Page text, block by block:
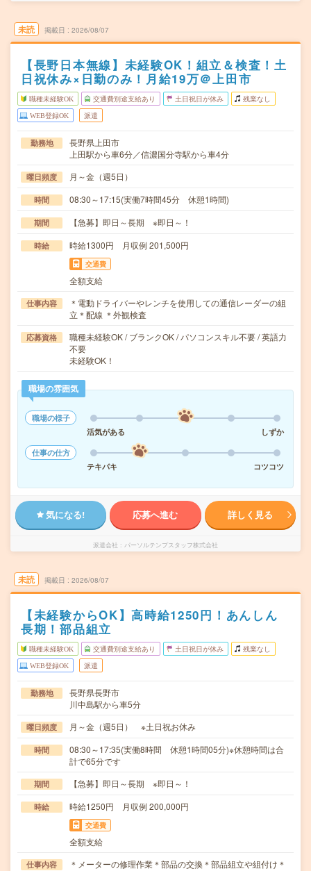
未読 掲載日 2026/08/07
【長野日本無線】未経験OK！組立＆検査！土
日祝休み×日勤のみ！月給19万＠上田市
職種未経験OK 交通費別途支給あり 土日祝日が休み 残業なし
WEB登録OK 派遣
勤務地
長野県上田市
上田駅から車6分／信濃国分寺駅から車4分
曜日頻度 月～金（週5日）
時間 08:30～17:15(実働7時間45分 休憩1時間)
期間 【急募】即日～長期 ※即日～！
時給 時給1300円 月収例 201,500円
交通費
全額支給
仕事内容
＊電動ドライバーやレンチを使用しての通信レーダーの組
立＊配線 ＊外観検査
応募資格
職種未経験OK / ブランクOK / パソコンスキル不要 / 英語力
不要
未経験OK！
職場の雰囲気
職場の様子
活気がある
しずか
仕事の仕方
テキパキ
コツコツ
気になる! 応募へ進む 詳しく見る
派遣会社 パーソルテンプスタッフ株式会社
未読 掲載日 2026/08/07
【未経験からOK】高時給1250円！あんしん
長期！部品組立
職種未経験OK 交通費別途支給あり 土日祝日が休み 残業なし
WEB登録OK 派遣
勤務地
長野県長野市
川中島駅から車5分
曜日頻度 月～金（週5日） ※土日祝お休み
時間
08:30～17:35(実働8時間 休憩1時間05分)※休憩時間は合
計で65分です
期間 【急募】即日～長期 ※即日～！
時給 時給1250円 月収例 200,000円
交通費
全額支給
仕事内容
＊メーターの修理作業＊部品の交換＊部品組立や組付け＊